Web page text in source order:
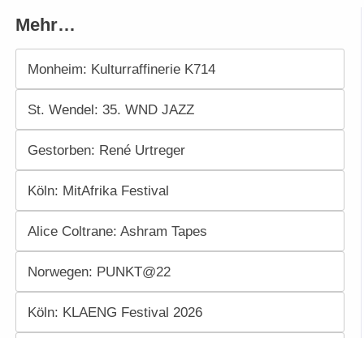
Mehr…
Monheim: Kulturraffinerie K714
St. Wendel: 35. WND JAZZ
Gestorben: René Urtreger
Köln: MitAfrika Festival
Alice Coltrane: Ashram Tapes
Norwegen: PUNKT@22
Köln: KLAENG Festival 2026